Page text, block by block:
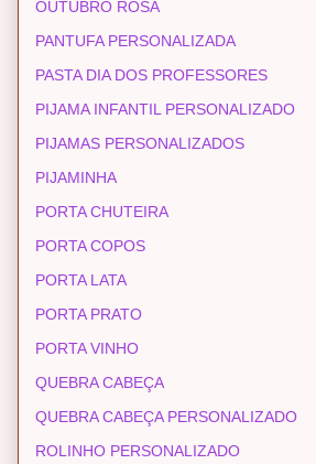
OUTUBRO ROSA
PANTUFA PERSONALIZADA
PASTA DIA DOS PROFESSORES
PIJAMA INFANTIL PERSONALIZADO
PIJAMAS PERSONALIZADOS
PIJAMINHA
PORTA CHUTEIRA
PORTA COPOS
PORTA LATA
PORTA PRATO
PORTA VINHO
QUEBRA CABEÇA
QUEBRA CABEÇA PERSONALIZADO
ROLINHO PERSONALIZADO